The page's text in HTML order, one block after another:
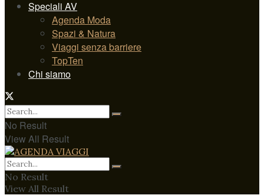
Speciali AV
Agenda Moda
Spazi & Natura
Viaggi senza barriere
TopTen
Chi siamo
No Result
View All Result
No Result
View All Result